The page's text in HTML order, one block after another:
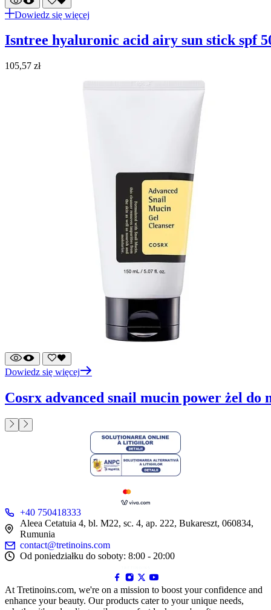
Dowiedz się więcej
isntree hyaluronic acid airy sun stick spf
105,57 zł
Dowiedz się więcej
cosrx advanced snail mucin power żel do
+40 750418333
Aleea Cetatuia 4, bl. M22, sc. 4, ap. 222, Bukareszt, 060834,
Rumunia
contact@tretinoins.com
Od poniedziałku do soboty: 8:00 - 20:00
At Tretinoins.com, we're on a mission to boost your confidence and
enhance your beauty. Our products cater to your unique needs,